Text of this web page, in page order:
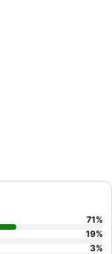
71%
19%
3%